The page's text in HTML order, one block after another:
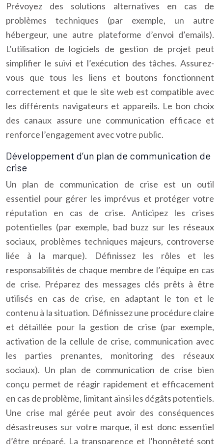
Prévoyez des solutions alternatives en cas de
problèmes techniques (par exemple, un autre
hébergeur, une autre plateforme d’envoi d’emails).
L’utilisation de logiciels de gestion de projet peut
simplifier le suivi et l’exécution des tâches. Assurez-
vous que tous les liens et boutons fonctionnent
correctement et que le site web est compatible avec
les différents navigateurs et appareils. Le bon choix
des canaux assure une communication efficace et
renforce l’engagement avec votre public.
Développement d’un plan de communication de
crise
Un plan de communication de crise est un outil
essentiel pour gérer les imprévus et protéger votre
réputation en cas de crise. Anticipez les crises
potentielles (par exemple, bad buzz sur les réseaux
sociaux, problèmes techniques majeurs, controverse
liée à la marque). Définissez les rôles et les
responsabilités de chaque membre de l’équipe en cas
de crise. Préparez des messages clés prêts à être
utilisés en cas de crise, en adaptant le ton et le
contenu à la situation. Définissez une procédure claire
et détaillée pour la gestion de crise (par exemple,
activation de la cellule de crise, communication avec
les parties prenantes, monitoring des réseaux
sociaux). Un plan de communication de crise bien
conçu permet de réagir rapidement et efficacement
en cas de problème, limitant ainsi les dégâts potentiels.
Une crise mal gérée peut avoir des conséquences
désastreuses sur votre marque, il est donc essentiel
d’être préparé. La transparence et l’honnêteté sont